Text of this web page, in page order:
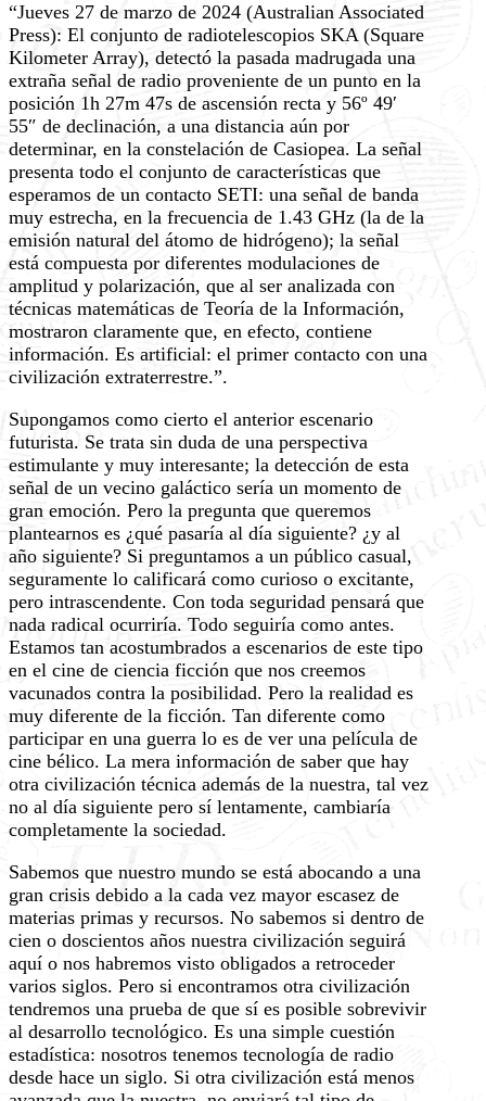
“Jueves 27 de marzo de 2024 (Australian Associated
Press): El conjunto de radiotelescopios SKA (Square
Kilometer Array), detectó la pasada madrugada una
extraña señal de radio proveniente de un punto en la
posición 1h 27m 47s de ascensión recta y 56º 49′
55″ de declinación, a una distancia aún por
determinar, en la constelación de Casiopea. La señal
presenta todo el conjunto de características que
esperamos de un contacto SETI: una señal de banda
muy estrecha, en la frecuencia de 1.43 GHz (la de la
emisión natural del átomo de hidrógeno); la señal
está compuesta por diferentes modulaciones de
amplitud y polarización, que al ser analizada con
técnicas matemáticas de Teoría de la Información,
mostraron claramente que, en efecto, contiene
información. Es artificial: el primer contacto con una
civilización extraterrestre.”.
Supongamos como cierto el anterior escenario
futurista. Se trata sin duda de una perspectiva
estimulante y muy interesante; la detección de esta
señal de un vecino galáctico sería un momento de
gran emoción. Pero la pregunta que queremos
plantearnos es ¿qué pasaría al día siguiente? ¿y al
año siguiente? Si preguntamos a un público casual,
seguramente lo calificará como curioso o excitante,
pero intrascendente. Con toda seguridad pensará que
nada radical ocurriría. Todo seguiría como antes.
Estamos tan acostumbrados a escenarios de este tipo
en el cine de ciencia ficción que nos creemos
vacunados contra la posibilidad. Pero la realidad es
muy diferente de la ficción. Tan diferente como
participar en una guerra lo es de ver una película de
cine bélico. La mera información de saber que hay
otra civilización técnica además de la nuestra, tal vez
no al día siguiente pero sí lentamente, cambiaría
completamente la sociedad.
Sabemos que nuestro mundo se está abocando a una
gran crisis debido a la cada vez mayor escasez de
materias primas y recursos. No sabemos si dentro de
cien o doscientos años nuestra civilización seguirá
aquí o nos habremos visto obligados a retroceder
varios siglos. Pero si encontramos otra civilización
tendremos una prueba de que sí es posible sobrevivir
al desarrollo tecnológico. Es una simple cuestión
estadística: nosotros tenemos tecnología de radio
desde hace un siglo. Si otra civilización está menos